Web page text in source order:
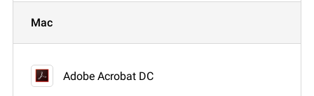
Mac
Adobe Acrobat DC